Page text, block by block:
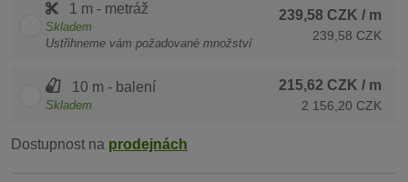
1 m - metráž
Skladem
Ustřihneme vám požadované množství
239,58 CZK / m
239,58 CZK
10 m - balení
Skladem
215,62 CZK / m
2 156,20 CZK
Dostupnost na prodejnách